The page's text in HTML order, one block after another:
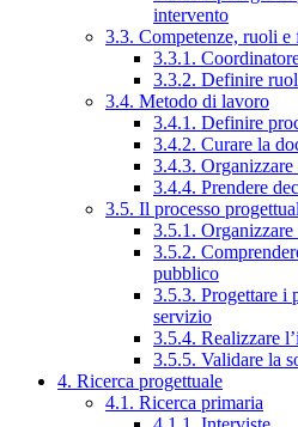
intervento
3.3. Competenze, ruoli
3.3.1.
3.3.2. Definire
3.4. Metodo di lavoro
3.4.1. Definire
3.4.2. Curare la
3.4.3.
3.4.4. Prendere
3.5. Il processo
3.5.1.
3.5.2.
pubblico
3.5.3. Progettare i
servizio
3.5.4. Realizzare
3.5.5. Validare la
4. Ricerca progettuale
4.1. Ricerca primaria